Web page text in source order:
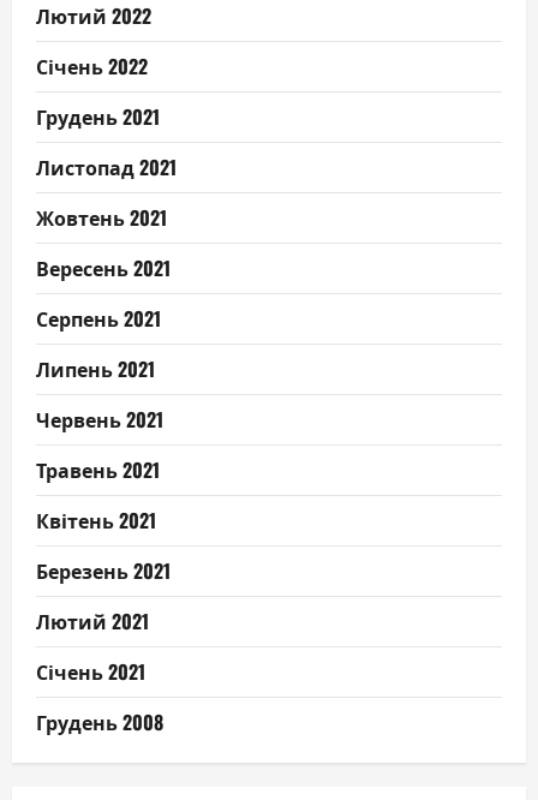
Лютий 2022
Січень 2022
Грудень 2021
Листопад 2021
Жовтень 2021
Вересень 2021
Серпень 2021
Липень 2021
Червень 2021
Травень 2021
Квітень 2021
Березень 2021
Лютий 2021
Січень 2021
Грудень 2008